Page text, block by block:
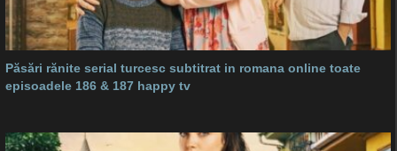
Păsări rănite serial turcesc subtitrat in romana online toate
episoadele 186 & 187 happy tv